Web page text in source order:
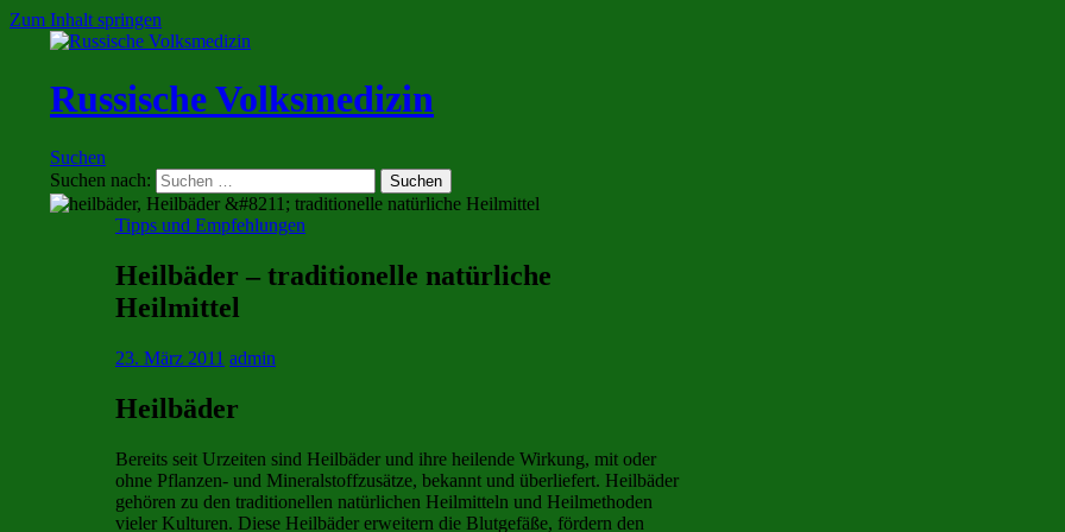
Zum Inhalt springen
Russische Volksmedizin
Suchen
Suchen nach:
Tipps und Empfehlungen
Heilbäder – traditionelle natürliche
Heilmittel
23. März 2011 admin
Heilbäder
Bereits seit Urzeiten sind Heilbäder und ihre heilende Wirkung, mit oder
ohne Pflanzen- und Mineralstoffzusätze, bekannt und überliefert. Heilbäder
gehören zu den traditionellen natürlichen Heilmitteln und Heilmethoden
vieler Kulturen. Diese Heilbäder erweitern die Blutgefäße, fördern den